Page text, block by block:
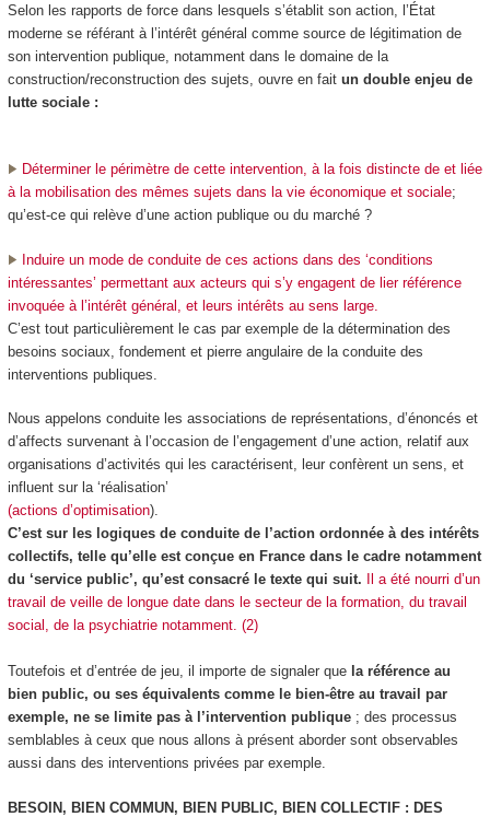
Selon les rapports de force dans lesquels s’établit son action, l’État
moderne se référant à l’intérêt général comme source delégitimation de
son intervention publique, notamment dans le domaine de la
construction/reconstruction des sujets , ouvre en fait un double enjeu de
lutte sociale :
Déterminer le périmètrede cette intervention, à la fois distincte de et liée
à la mobilisation des mêmes sujets dans la vie économique et sociale;
qu’est-ce qui relève d’une action publique ou du marché ?
Induire un mode de conduitede ces actions dans des ‘conditions
intéressantes’ permettant aux acteurs qui s’y engagent de lier référence
invoquée à l’intérêt général, et leurs intérêts au sens large.
C’est tout particulièrement le cas par exemple de la détermination des
besoins sociaux, fondement et pierre angulaire de la conduite des
interventions publiques.
Nous appelons conduite les associations de représentations, d’énoncés et
d’affects survenant à l’occasion de l’engagement d’une action, relatif aux
organisations d’activités qui les caractérisent, leur confèrent un sens, et
influent sur la ‘réalisation’
(actions d’optimisation).
C’est sur les logiques de conduite de l’action ordonnée à des intérêts
collectifs, telle qu’elle est conçue en France dans le cadre notamment
du ‘service public’, qu’est consacré le texte qui suit.
Il a été nourri d’un
travail de veille de longue date dans le secteur de la formation, du travail
social, de la psychiatrie notamment. (2)
Toutefois et d’entrée de jeu, il importe de signaler que la référence au
bien public, ou ses équivalents comme le bien-être au travail par
exemple, ne se limite pas à l’intervention publique ; des processus
semblables à ceux que nous allons à présent aborder sont observables
aussi dans des interventions privées par exemple.
BESOIN, BIEN COMMUN, BIEN PUBLIC, BIEN COLLECTIF : DES